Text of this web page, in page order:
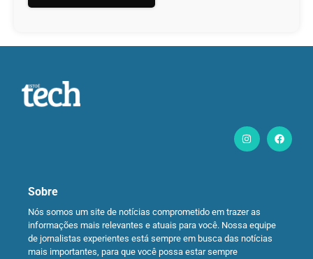
Sobre
Nós somos um site de notícias comprometido em trazer as
informações mais relevantes e atuais para você. Nossa equipe
de jornalistas experientes está sempre em busca das notícias
mais importantes, para que você possa estar sempre